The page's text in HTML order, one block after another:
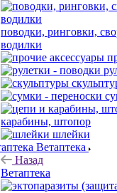
поводки, ринговки,
водилки
карабины, штопор
шлейки
Ветаптека
Назад
Ветаптека